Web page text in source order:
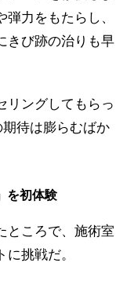
力をもたらし、
きび跡の治りも早
リングしてもらっ
待は膨らむばか
を初体験
ところで、施術室
挑戦だ。